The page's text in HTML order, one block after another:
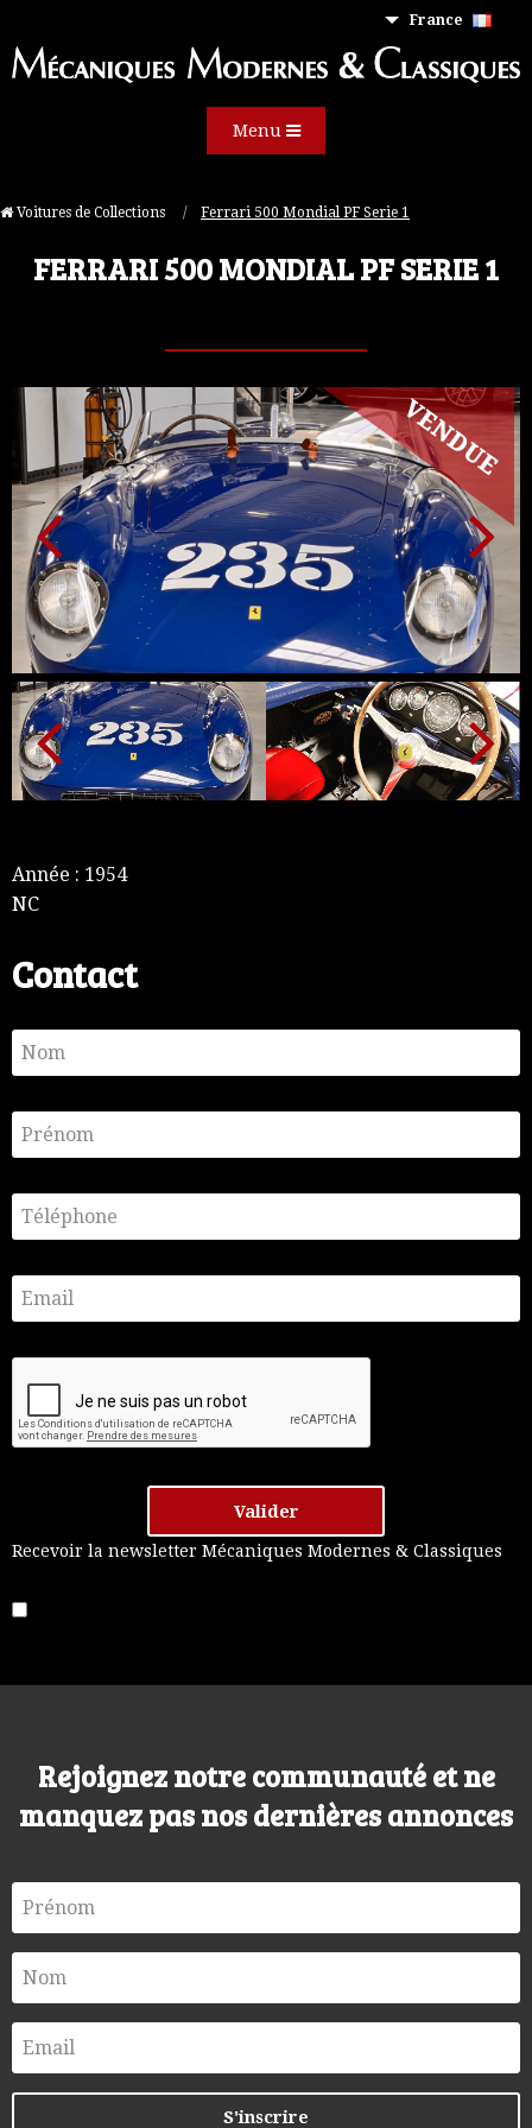
France
Menu
Voitures de Collections Current:
Ferrari 500 Mondial PF Serie 1
FERRARI 500 MONDIAL PF SERIE 1
Année : 1954
NC
Contact
Valider
Recevoir la newsletter Mécaniques Modernes & Classiques
Rejoignez notre communauté et ne
manquez pas nos dernières annonces